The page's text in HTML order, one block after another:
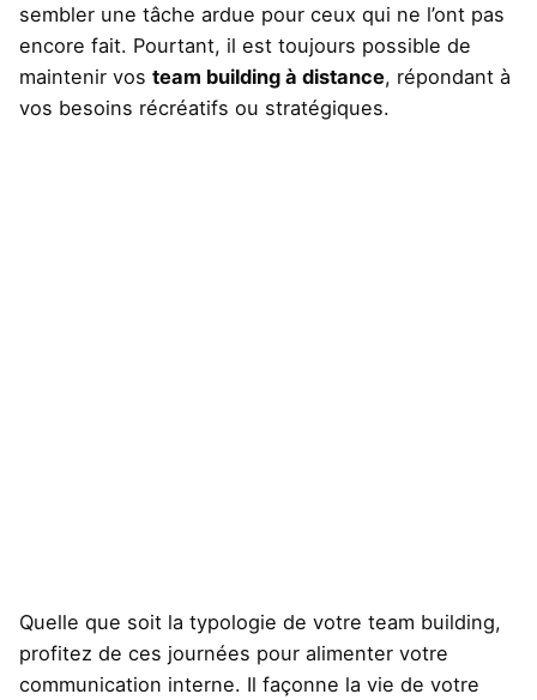
sembler une tâche ardue pour ceux qui ne l’ont pas
encore fait. Pourtant, il est toujours possible de
maintenir vos team building à distance, répondant à
vos besoins récréatifs ou stratégiques.
Quelle que soit la typologie de votre team building,
profitez de ces journées pour alimenter votre
communication interne. Il façonne la vie de votre